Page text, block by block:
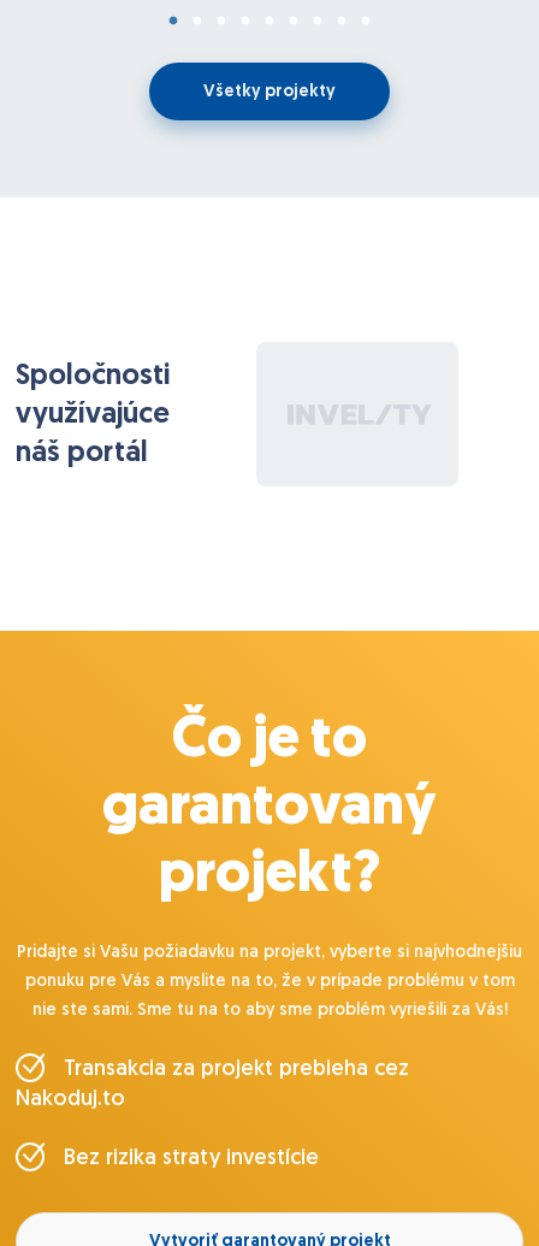
Všetky projekty
Spoločnosti
využívajúce
náš portál
Čo je to
garantovaný
projekt?
Pridajte si Vašu požiadavku na projekt, vyberte si najvhodnejšiu
ponuku pre Vás a myslite na to, že v prípade problému v tom
nie ste sami. Sme tu na to aby sme problém vyriešili za Vás!
Transakcia za projekt prebieha cez
Nakoduj.to
Bez rizika straty investície
Vytvoriť garantovaný projekt